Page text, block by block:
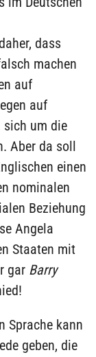
dass
machen
auf
auf
sich um die
Aber da soll
einen
nominalen
Beziehung
Angela
Staaten mit
garBarry
Sprache kann
geben, die